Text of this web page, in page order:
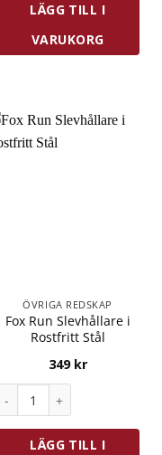
LÄGG TILL I
VARUKORG
ÖVRIGA REDSKAP
Fox Run Slevhållare i
Rostfritt Stål
349 kr
LÄGG TILL I